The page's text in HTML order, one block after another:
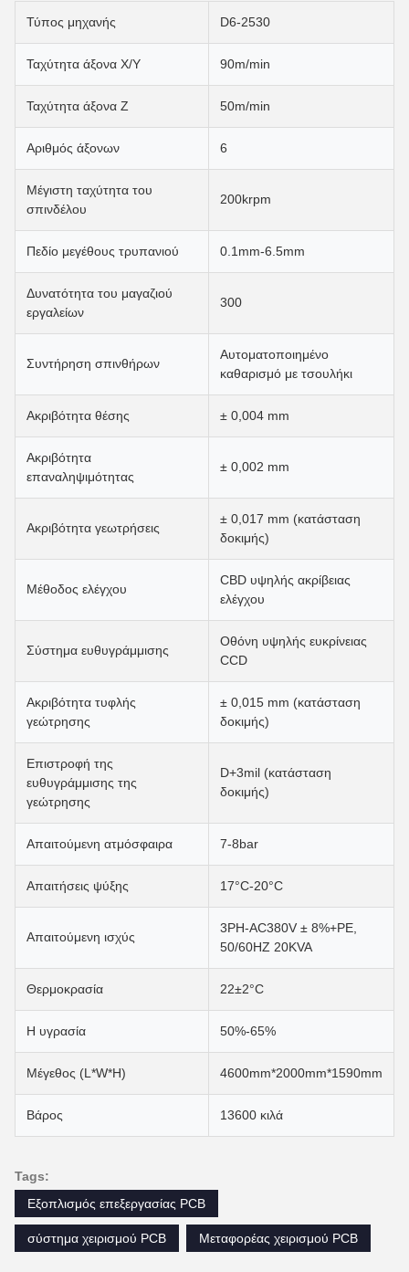
Τύπος μηχανής D6-2530
Ταχύτητα άξονα X/Y 90m/min
Ταχύτητα άξονα Z 50m/min
Αριθμός άξονων 6
Μέγιστη ταχύτητα του
σπινδέλου
200krpm
Πεδίο μεγέθους τρυπανιού 0.1mm-6.5mm
Δυνατότητα του μαγαζιού
εργαλείων
300
Συντήρηση σπινθήρων
Αυτοματοποιημένο
καθαρισμό με τσουλήκι
Ακριβότητα θέσης ± 0,004 mm
Ακριβότητα
επαναληψιμότητας
± 0,002 mm
Ακριβότητα γεωτρήσεις
± 0,017 mm (κατάσταση
δοκιμής)
Μέθοδος ελέγχου
CBD υψηλής ακρίβειας
ελέγχου
Σύστημα ευθυγράμμισης
Οθόνη υψηλής ευκρίνειας
CCD
Ακριβότητα τυφλής
γεώτρησης
± 0,015 mm (κατάσταση
δοκιμής)
Επιστροφή της
ευθυγράμμισης της
γεώτρησης
D+3mil (κατάσταση
δοκιμής)
Απαιτούμενη ατμόσφαιρα 7-8bar
Απαιτήσεις ψύξης 17°C-20°C
Απαιτούμενη ισχύς
3PH-AC380V ± 8%+PE,
50/60HZ 20KVA
Θερμοκρασία 22±2°C
Η υγρασία 50%-65%
Μέγεθος (L*W*H) 4600mm*2000mm*1590mm
Βάρος 13600 κιλά
Tags:
Εξοπλισμός επεξεργασίας PCB
σύστημα χειρισμού PCB Μεταφορέας χειρισμού PCB